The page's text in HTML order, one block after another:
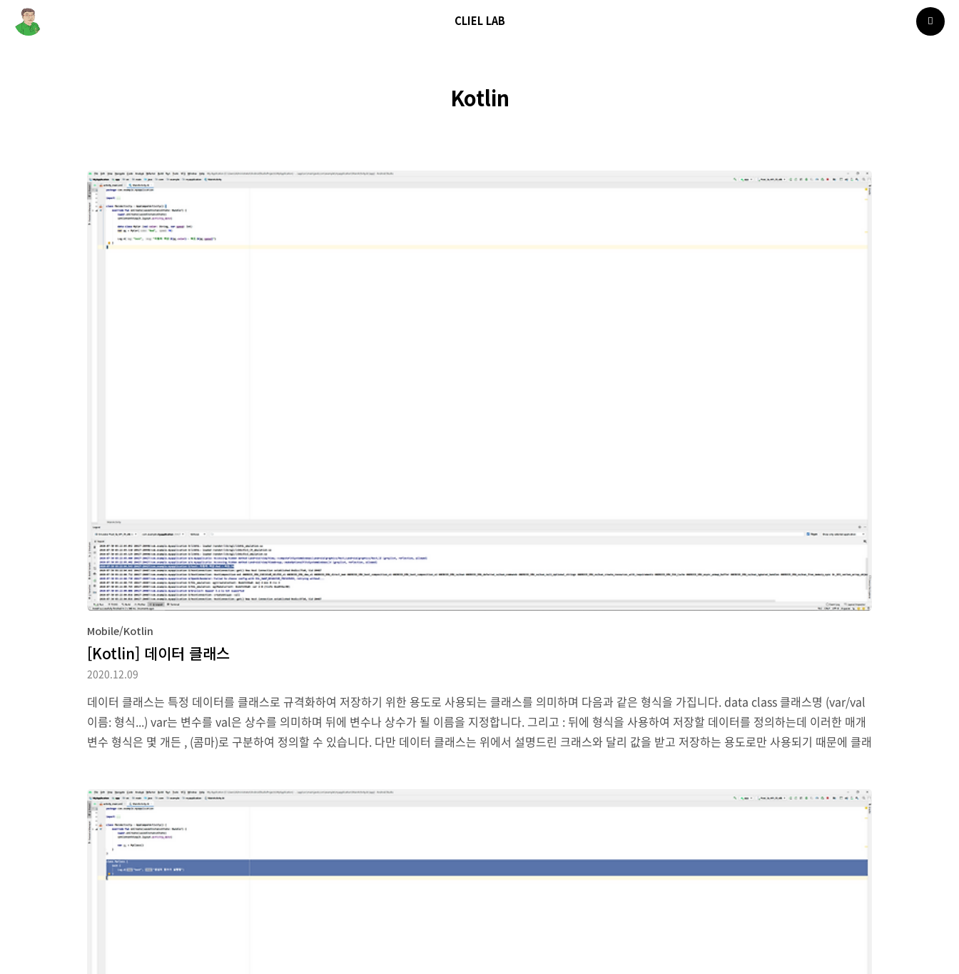
CLIEL LAB
Kotlin
Mobile/Kotlin
[Kotlin] 데이터 클래스
2020.12.09
데이터 클래스는 특정 데이터를 클래스로 규격화하여 저장하기 위한 용도로 사용되는 클래스를 의미하며 다음과 같은 형식을 가집니다. data class 클래스명 (var/val
이름: 형식...) var는 변수를 val은 상수를 의미하며 뒤에 변수나 상수가 될 이름을 지정합니다. 그리고 : 뒤에 형식을 사용하여 저장할 데이터를 정의하는데 이러한 매개
변수 형식은 몇 개든 , (콤마)로 구분하여 정의할 수 있습니다. 다만 데이터 클래스는 위에서 설명드린 크래스와 달리 값을 받고 저장하는 용도로만 사용되기 때문에 클래